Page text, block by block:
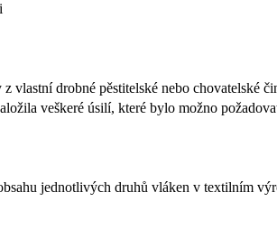
vlastní drobné pěstitelské nebo chovatelské
veškeré úsilí, které bylo možno
jednotlivých druhů vláken v textilním